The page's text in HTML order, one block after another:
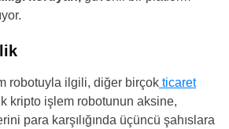
robotuyla ilgili, diğer birçok ticaret
kripto işlem robotunun aksine,
para karşılığında üçüncü şahıslara